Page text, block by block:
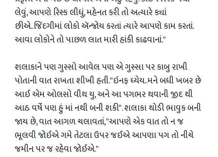
લેવું, આપણે રિસ્ક લીધું, મહેનત કરી તો અત્યારે ક્યાં
છીએ..જિંદગીમાં લોકો ઍન્જોય કરતાં ત્યારે આપણે કામ કરતાં.
આવા લોકોને તો પાછળ લાત મારી હાંકી કાઢવાનાં."
શલાકાને પણ ગુસ્સો આવેલ પણ એ ગુસ્સા પર કાબુ રાખી
પોતાની વાત રાખતા શીખી હતી."ઇનફ ધ્યેય..મને બધી ખબર છે
આઈ એમ ઓલસો વીથ યુ, અને આ પગભર થવાની જીદ થી
આઠ વર્ષે પણ હું માં નથી બની શકી". શલાકા થોડી ભાવુક બની
જાય છે, વાત આગળ ચલાવતાં,"આપણે એક વાત તો ન જ
ભૂલવી જોઈએ ગમે તેટલા ઉપર જઈએ આપણા પગ તો નીચે
જમીન પર જ રહેવા જોઈએ."